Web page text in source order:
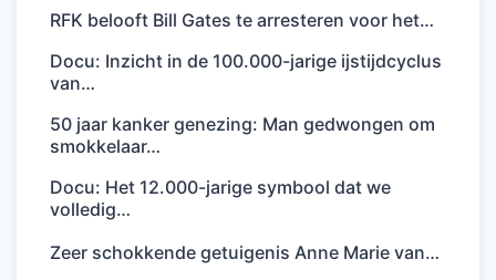
RFK belooft Bill Gates te arresteren voor het…
Docu: Inzicht in de 100.000-jarige ijstijdcyclus
van…
50 jaar kanker genezing: Man gedwongen om
smokkelaar…
Docu: Het 12.000-jarige symbool dat we
volledig…
Zeer schokkende getuigenis Anne Marie van…